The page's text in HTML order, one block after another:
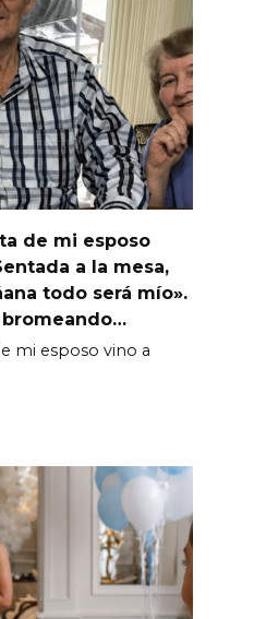
de mi esposo
a la mesa,
todo será mío».
bromeando…
mi esposo vino a